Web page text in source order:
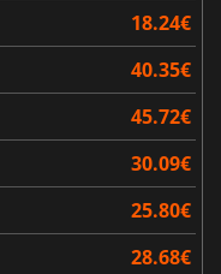
18.24€
40.35€
45.72€
30.09€
25.80€
28.68€